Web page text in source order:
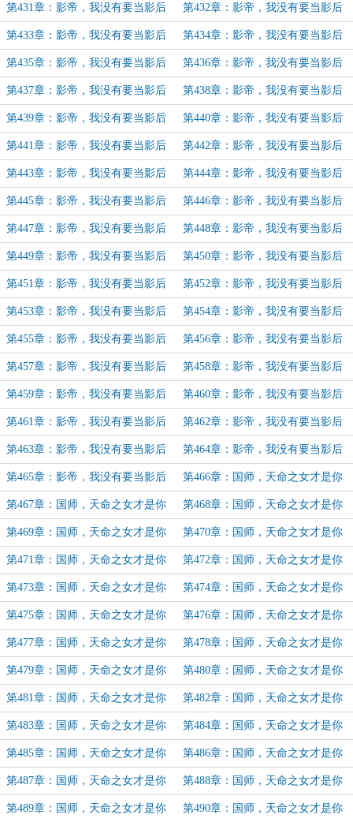
（40） （41）
第431章：影帝，我没有要当影后
（42）
第432章：影帝，我没有要当影后
（43）（雪芽加更）
第433章：影帝，我没有要当影后
（44）（白棠碎加更）
第434章：影帝，我没有要当影后
（45）（白棠碎加更）
第435章：影帝，我没有要当影后
（46）（白棠碎加更）
第436章：影帝，我没有要当影后
（47）（杜锦若加更）
第437章：影帝，我没有要当影后
（48）（杜锦若加更）
第438章：影帝，我没有要当影后
（49）（杜锦若加更）
第439章：影帝，我没有要当影后
（50）（杜锦若加更）
第440章：影帝，我没有要当影后
（51）（annnlok加更）
第441章：影帝，我没有要当影后
（52）（annnlok加更）
第442章：影帝，我没有要当影后
（53）（annnlok加更）
第443章：影帝，我没有要当影后
（54）（★平淡的幸福☆加更）
第444章：影帝，我没有要当影后
（55）（★平淡的幸福☆加更）
第445章：影帝，我没有要当影后
（56）（FYYJ做个乖宝宝~加更）
第446章：影帝，我没有要当影后
（57）（Lunality加更）
第447章：影帝，我没有要当影后
（58）（sss小雪花加更）
第448章：影帝，我没有要当影后
（59）（＂___浅笑加更）
第449章：影帝，我没有要当影后
（60）（阿正的小尾巴加更）
第450章：影帝，我没有要当影后
（61）（眠骨生花加更）
第451章：影帝，我没有要当影后
（62）（墨墨芜芠加更）
第452章：影帝，我没有要当影后
（63）（昆仑山A玉虚宫加更）
第453章：影帝，我没有要当影后
（64）（袖儿语柴刀加更）
第454章：影帝，我没有要当影后
（65）（袖儿语柴刀加更）
第455章：影帝，我没有要当影后
（66）（袖儿语柴刀加更）
第456章：影帝，我没有要当影后
（67）
第457章：影帝，我没有要当影后
（68）
第458章：影帝，我没有要当影后
（69）
第459章：影帝，我没有要当影后
（70）
第460章：影帝，我没有要当影后
（71）
第461章：影帝，我没有要当影后
（72）
第462章：影帝，我没有要当影后
（73）
第463章：影帝，我没有要当影后
（74）
第464章：影帝，我没有要当影后
（75）
第465章：影帝，我没有要当影后
（完）
第466章：国师，天命之女才是你
官配（1）
第467章：国师，天命之女才是你
官配（2）
第468章：国师，天命之女才是你
官配（3）
第469章：国师，天命之女才是你
官配（4）
第470章：国师，天命之女才是你
官配（5）
第471章：国师，天命之女才是你
官配（6）
第472章：国师，天命之女才是你
官配（7）
第473章：国师，天命之女才是你
官配（8）
第474章：国师，天命之女才是你
官配（9）
第475章：国师，天命之女才是你
官配（10）
第476章：国师，天命之女才是你
官配（11）
第477章：国师，天命之女才是你
官配（12）
第478章：国师，天命之女才是你
官配（13）
第479章：国师，天命之女才是你
官配（14）
第480章：国师，天命之女才是你
官配（15）
第481章：国师，天命之女才是你
官配（16）
第482章：国师，天命之女才是你
官配（17）
第483章：国师，天命之女才是你
官配（18）
第484章：国师，天命之女才是你
官配（19）
第485章：国师，天命之女才是你
官配（20）
第486章：国师，天命之女才是你
官配（21）
第487章：国师，天命之女才是你
官配（22）
第488章：国师，天命之女才是你
官配（23）
第489章：国师，天命之女才是你 第490章：国师，天命之女才是你